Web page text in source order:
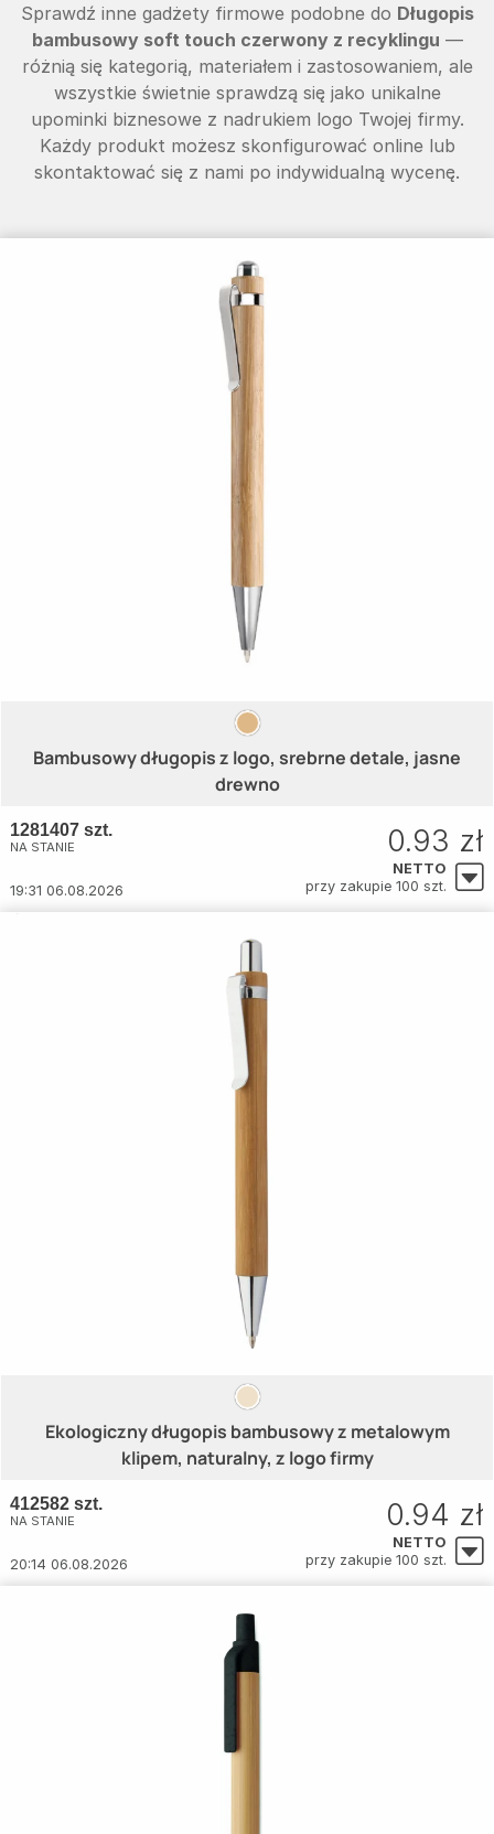
Sprawdź inne gadżety firmowe podobne do Długopis
bambusowy soft touch czerwony z recyklingu —
różnią się kategorią, materiałem i zastosowaniem, ale
wszystkie świetnie sprawdzą się jako unikalne
upominki biznesowe z nadrukiem logo Twojej firmy.
Każdy produkt możesz skonfigurować online lub
skontaktować się z nami po indywidualną wycenę.
Bambusowy długopis z logo, srebrne detale, jasne
drewno
1281407 szt.
NA STANIE
19:31 06.08.2026
0.93 zł
NETTO
przy zakupie 100 szt.
Ekologiczny długopis bambusowy z metalowym
klipem, naturalny, z logo firmy
412582 szt.
NA STANIE
20:14 06.08.2026
0.94 zł
NETTO
przy zakupie 100 szt.